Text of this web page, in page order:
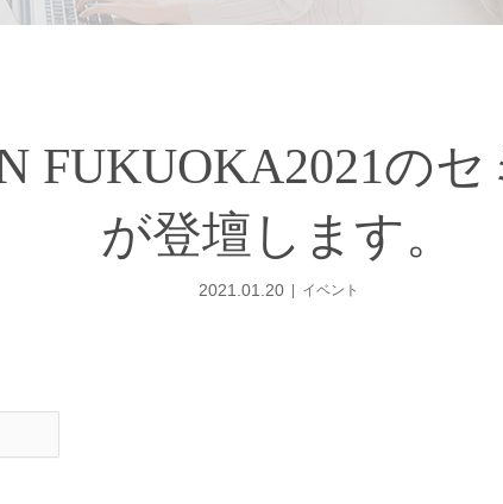
FUKUOKA2021の
が登壇します。
2021.01.20 イベント